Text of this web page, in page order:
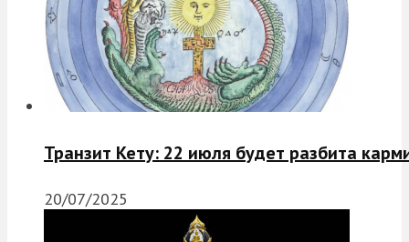
Транзит Кету: 22 июля будет разбита
20/07/2025